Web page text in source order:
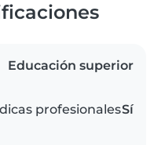
Educación superior
profesionalesSí